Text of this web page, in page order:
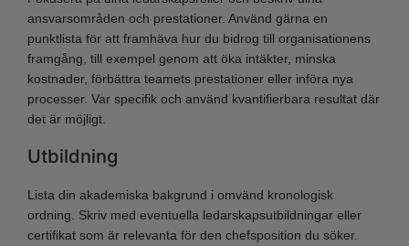
ansvarsområden och prestationer. Använd gärna en
punktlista för att framhäva hur du bidrog till organisationens
framgång, till exempel genom att öka intäkter, minska
kostnader, förbättra teamets prestationer eller införa nya
processer. Var specifik och använd kvantifierbara resultat där
det är möjligt.
Utbildning
Lista din akademiska bakgrund i omvänd kronologisk
ordning. Skriv med eventuella ledarskapsutbildningar eller
certifikat som är relevanta för den chefsposition du söker.